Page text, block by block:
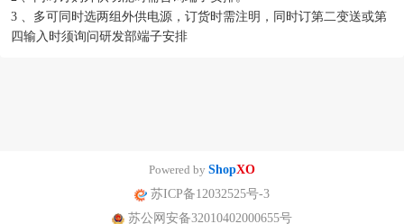
3 、多可同时选两组外供电源，订货时需注明，同时订第二变送或第
四输入时须询问研发部端子安排
Powered by ShopXO
苏ICP备12032525号-3
苏公网安备32010402000655号